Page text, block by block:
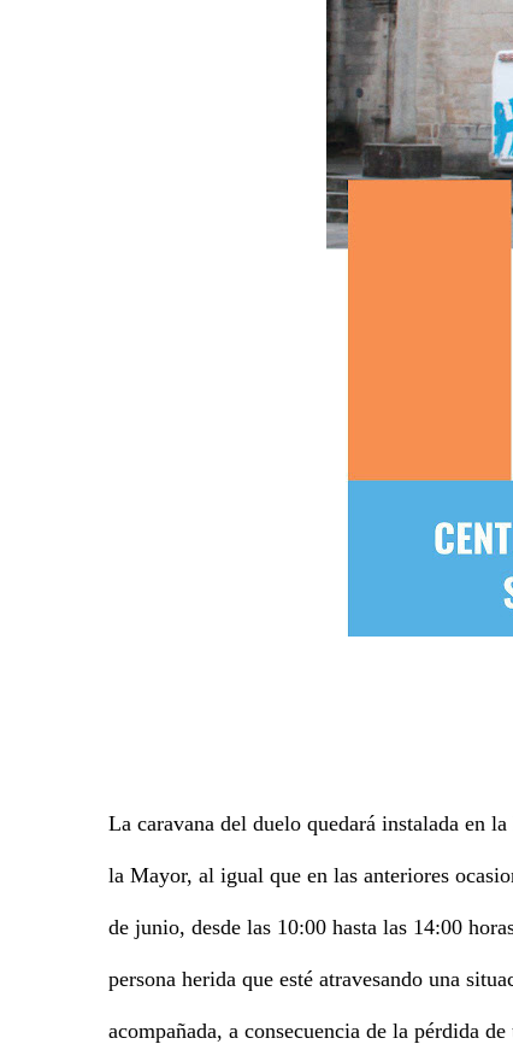
La caravana del duelo quedará instalada en
la Mayor, al igual que en las anteriores
de junio, desde las 10:00 hasta las 14:00
persona herida que esté atravesando una
acompañada, a consecuencia de la pérdida